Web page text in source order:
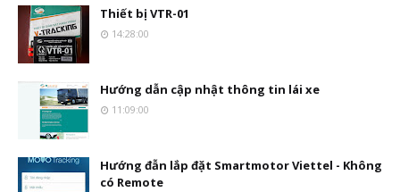
Thiết bị VTR-01
14:28:00
Hướng dẫn cập nhật thông tin lái xe
11:09:00
Hướng đẫn lắp đặt Smartmotor Viettel - Không
có Remote